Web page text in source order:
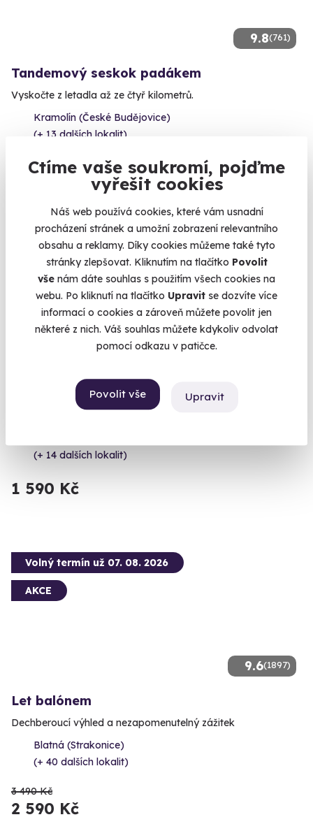
Ctíme vaše soukromí, pojďme
vyřešit cookies
Náš web používá cookies, které vám usnadní
procházení stránek a umožní zobrazení relevantního
obsahu a reklamy. Díky cookies můžeme také tyto
stránky zlepšovat. Kliknutím na tlačítko Povolit
vše nám dáte souhlas s použitím všech cookies na
webu. Po kliknutí na tlačítko Upravit se dozvíte více
informací o cookies a zároveň můžete povolit jen
některé z nich. Váš souhlas můžete kdykoliv odvolat
pomocí odkazu v patičce.
Povolit vše Upravit
9.8(761)
Tandemový seskok padákem
Vyskočte z letadla až ze čtyř kilometrů.
Kramolín (České Budějovice)
(+ 13 dalších lokalit)
4 590 Kč
Volný termín už 07. 08. 2026
AKCE
Flyboarding
(+ 14 dalších lokalit)
1 590 Kč
9.6(1897)
Volný termín už 07. 08. 2026
AKCE
Let balónem
Dechberoucí výhled a nezapomenutelný zážitek
Blatná (Strakonice)
(+ 40 dalších lokalit)
3 490 Kč
2 590 Kč